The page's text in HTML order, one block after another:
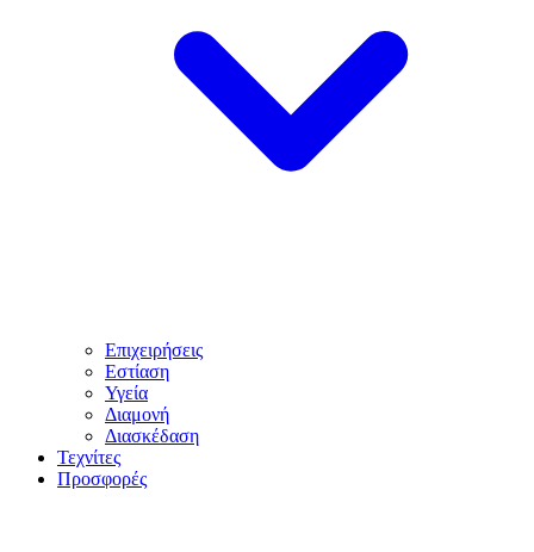
Επιχειρήσεις
Εστίαση
Υγεία
Διαμονή
Διασκέδαση
Τεχνίτες
Προσφορές